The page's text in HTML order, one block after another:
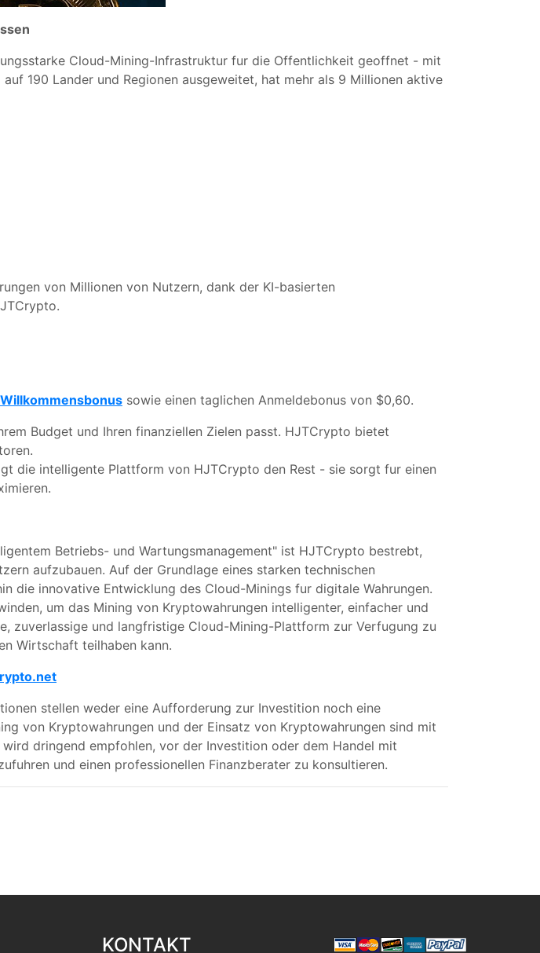
Cloud-Mining-Infrastruktur fur die Offentlichkeit geoffnet - mit
190 Lander und Regionen ausgeweitet, hat mehr als 9 Millionen aktive
von Millionen von Nutzern, dank der KI-basierten
sowie einen taglichen Anmeldebonus von $0,60.
Budget und Ihren finanziellen Zielen passt. HJTCrypto bietet
die intelligente Plattform von HJTCrypto den Rest - sie sorgt fur einen
Betriebs- und Wartungsmanagement" ist HJTCrypto bestrebt,
aufzubauen. Auf der Grundlage eines starken technischen
die innovative Entwicklung des Cloud-Minings fur digitale Wahrungen.
um das Mining von Kryptowahrungen intelligenter, einfacher und
zuverlassige und langfristige Cloud-Mining-Plattform zur Verfugung zu
Wirtschaft teilhaben kann.
stellen weder eine Aufforderung zur Investition noch eine
von Kryptowahrungen und der Einsatz von Kryptowahrungen sind mit
dringend empfohlen, vor der Investition oder dem Handel mit
und einen professionellen Finanzberater zu konsultieren.
KONTAKT